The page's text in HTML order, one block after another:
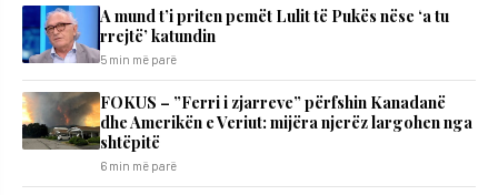
A mund t’i priten pemët Lulit të Pukës nëse ‘a tu
rrejtë’ katundin
5 min më parë
FOKUS – ”Ferri i zjarreve” përfshin Kanadanë
dhe Amerikën e Veriut: mijëra njerëz largohen nga
shtëpitë
6 min më parë